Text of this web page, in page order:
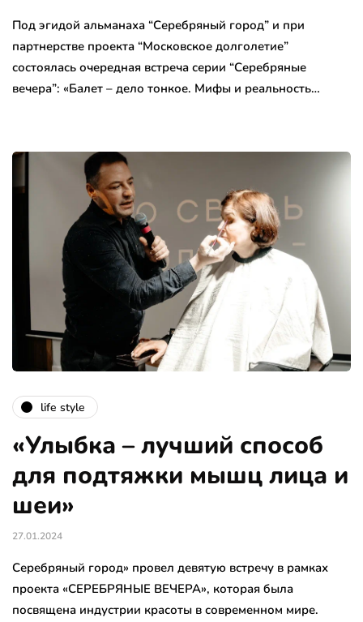
Под эгидой альманаха “Серебряный город” и при
партнерстве проекта “Московское долголетие”
состоялась очередная встреча серии “Серебряные
вечера”: «Балет – дело тонкое. Мифы и реальность…
life style
«Улыбка – лучший способ
для подтяжки мышц лица и
шеи»
27.01.2024
Серебряный город» провел девятую встречу в рамках
проекта «СЕРЕБРЯНЫЕ ВЕЧЕРА», которая была
посвящена индустрии красоты в современном мире.